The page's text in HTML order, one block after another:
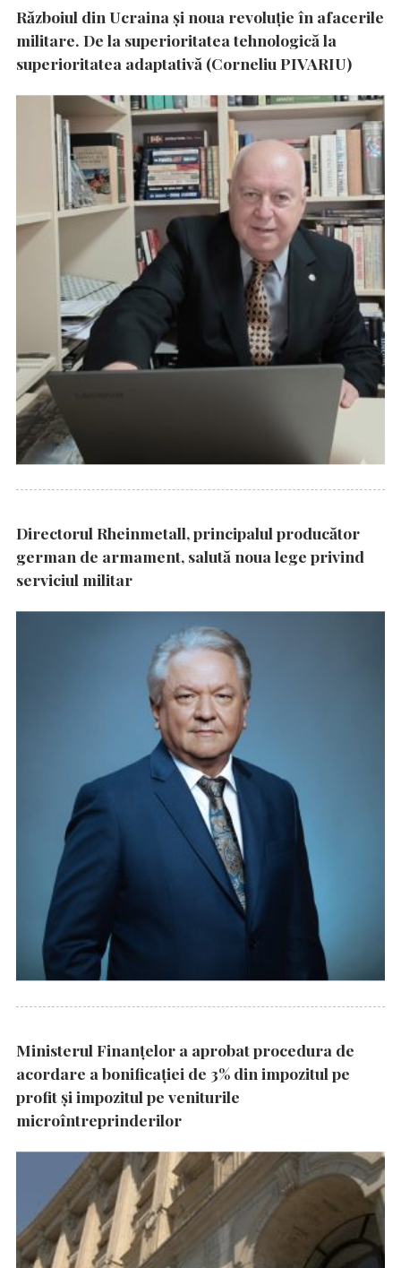
Războiul din Ucraina și noua revoluție în afacerile
militare. De la superioritatea tehnologică la
superioritatea adaptativă (Corneliu PIVARIU)
Directorul Rheinmetall, principalul producător
german de armament, salută noua lege privind
serviciul militar
Ministerul Finanțelor a aprobat procedura de
acordare a bonificației de 3% din impozitul pe
profit și impozitul pe veniturile
microîntreprinderilor